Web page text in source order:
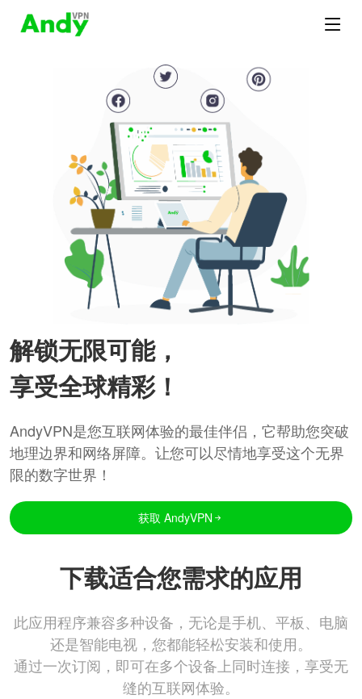
解锁无限可能，
享受全球精彩！
AndyVPN是您互联网体验的最佳伴侣，它帮助您突破
地理边界和网络屏障。让您可以尽情地享受这个无界
限的数字世界！
获取 AndyVPN
下载适合您需求的应用
此应用程序兼容多种设备，无论是手机、平板、电脑
还是智能电视，您都能轻松安装和使用。
通过一次订阅，即可在多个设备上同时连接，享受无
缝的互联网体验。